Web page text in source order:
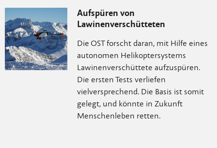
Aufspüren von
Lawinenverschütteten
Die OST forscht daran, mit Hilfe eines
autonomen Helikoptersystems
Lawinenverschüttete aufzuspüren.
Die ersten Tests verliefen
vielversprechend. Die Basis ist somit
gelegt, und könnte in Zukunft
Menschenleben retten.